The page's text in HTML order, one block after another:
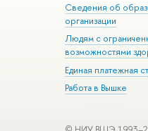
Сведения об
организации
Людям с
возможностями
Единая платежная
Работа в Вышке